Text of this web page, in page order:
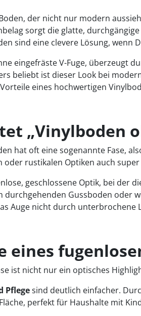
der nicht nur modern
sorgt die glatte,
sind eine clevere Lösung,
eingefräste V-Fuge, überzeugt
beliebt ist dieser Look bei
eines hochwertigen
„Vinylboden
hat oft eine sogenannte Fase,
oder rustikalen Optiken auch
geschlossene Optik, bei der
durchgehenden Gussboden oder
Auge nicht durch unterbrochene
eines
ist nicht nur ein optisches
Pflegesind deutlich einfacher.
perfekt für Haushalte mit